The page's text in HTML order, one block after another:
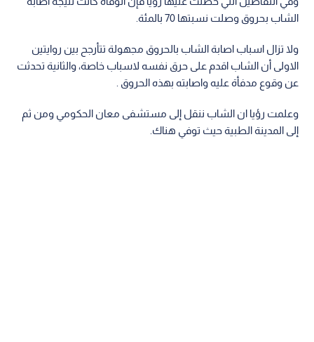
الشاب بحروق وصلت نسبتها 70 بالمئة.
ولا تزال اسباب اصابة الشاب بالحروق مجهولة تتأرجح بين روايتين
الاولى أن الشاب اقدم على حرق نفسه لاسباب خاصة، والثانية تحدثت
عن وقوع مدفأة عليه واصابته بهذه الحروق .
وعلمت رؤيا ان الشاب ننقل إلى مستشفى معان الحكومي ومن ثم
إلى المدينة الطبية حيث توفي هناك.